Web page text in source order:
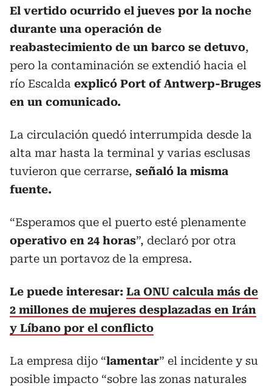
El vertido ocurrido el jueves por la noche
durante una operación de
reabastecimiento de un barco se detuvo,
pero la contaminación se extendió hacia el
río Escalda explicó Port of Antwerp-Bruges
en un comunicado.
La circulación quedó interrumpida desde la
alta mar hasta la terminal y varias esclusas
tuvieron que cerrarse, señaló la misma
fuente.
“Esperamos que el puerto esté plenamente
operativo en 24 horas”, declaró por otra
parte un portavoz de la empresa.
Le puede interesar: La ONU calcula más de
2 millones de mujeres desplazadas en Irán
y Líbano por el conflicto
La empresa dijo “lamentar” el incidente y su
posible impacto “sobre las zonas naturales